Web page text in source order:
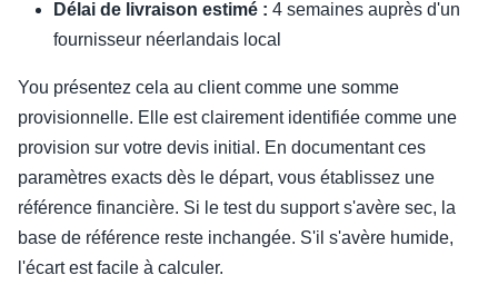
Délai de livraison estimé : 4 semaines auprès d'un
fournisseur néerlandais local
You présentez cela au client comme une somme
provisionnelle. Elle est clairement identifiée comme une
provision sur votre devis initial. En documentant ces
paramètres exacts dès le départ, vous établissez une
référence financière. Si le test du support s'avère sec, la
base de référence reste inchangée. S'il s'avère humide,
l'écart est facile à calculer.